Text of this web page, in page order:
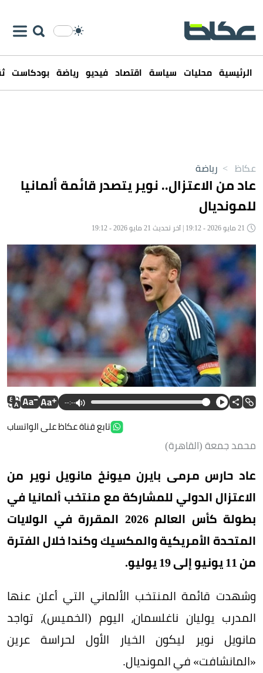
الرئيسية محليات سياسة اقتصاد فيديو رياضة بودكاست
عكاظ > رياضة
عاد من الاعتزال.. نوير يتصدر قائمة ألمانيا
للمونديال
--:--
تابع قناة عكاظ على الواتساب
محمد جمعة (القاهرة)
عاد حارس مرمى بايرن ميونخ مانويل نوير من
الاعتزال الدولي للمشاركة مع منتخب ألمانيا في
بطولة كأس العالم 2026 المقررة في الولايات
المتحدة الأمريكية والمكسيك وكندا خلال الفترة
من 11 يونيو إلى 19 يوليو.
وشهدت قائمة المنتخب الألماني التي أعلن عنها
المدرب يوليان ناغلسمان، اليوم (الخميس)، تواجد
مانويل نوير ليكون الخيار الأول لحراسة عرين
«المانشافت» في المونديال.